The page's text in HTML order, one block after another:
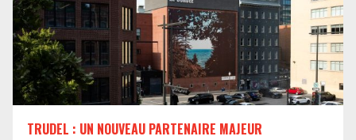
TRUDEL : UN NOUVEAU PARTENAIRE MAJEUR